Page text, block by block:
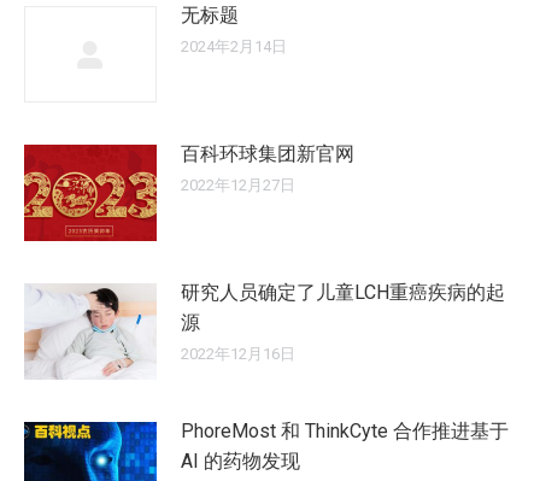
无标题
2024年2月14日
百科环球集团新官网
2022年12月27日
研究人员确定了儿童LCH重癌疾病的起
源
2022年12月16日
PhoreMost 和 ThinkCyte 合作推进基于
AI 的药物发现